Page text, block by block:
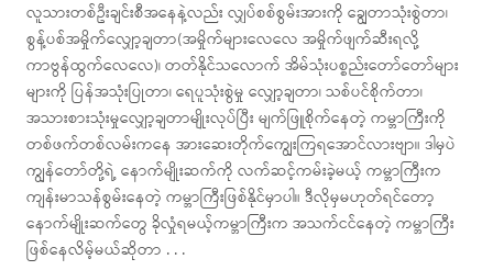
လူသားတစ်ဦးချင်းစီအနေနဲ့လည်း လျှပ်စစ်စွမ်းအားကို ချွေတာသုံးစွဲတာ၊
စွန့်ပစ်အမှိုက်လျှော့ချတာ(အမှိုက်များလေလေ အမှိုက်ဖျက်ဆီးရလို့
ကာဗွန်ထွက်လေလေ)၊ တတ်နိုင်သလောက် အိမ်သုံးပစ္စည်းတော်တော်များ
များကို ပြန်အသုံးပြုတာ၊ ရေပူသုံးစွဲမှု လျှော့ချတာ၊ သစ်ပင်စိုက်တာ၊
အသားစားသုံးမှုလျှော့ချတာမျိုးလုပ်ပြီး မျက်ဖြူစိုက်နေတဲ့ ကမ္ဘာကြီးကို
တစ်ဖက်တစ်လမ်းကနေ အားဆေးတိုက်ကျွေးကြရအောင်လားဗျာ။ ဒါမှပဲ
ကျွန်တော်တို့ရဲ့ နောက်မျိုးဆက်ကို လက်ဆင့်ကမ်းခဲ့မယ့် ကမ္ဘာကြီးက
ကျန်းမာသန်စွမ်းနေတဲ့ ကမ္ဘာကြီးဖြစ်နိုင်မှာပါ။ ဒီလိုမှမဟုတ်ရင်တော့
နောက်မျိုးဆက်တွေ ခိုလှုံရမယ့်ကမ္ဘာကြီးက အသက်ငင်နေတဲ့ ကမ္ဘာကြီး
ဖြစ်နေလိမ့်မယ်ဆိုတာ . . .